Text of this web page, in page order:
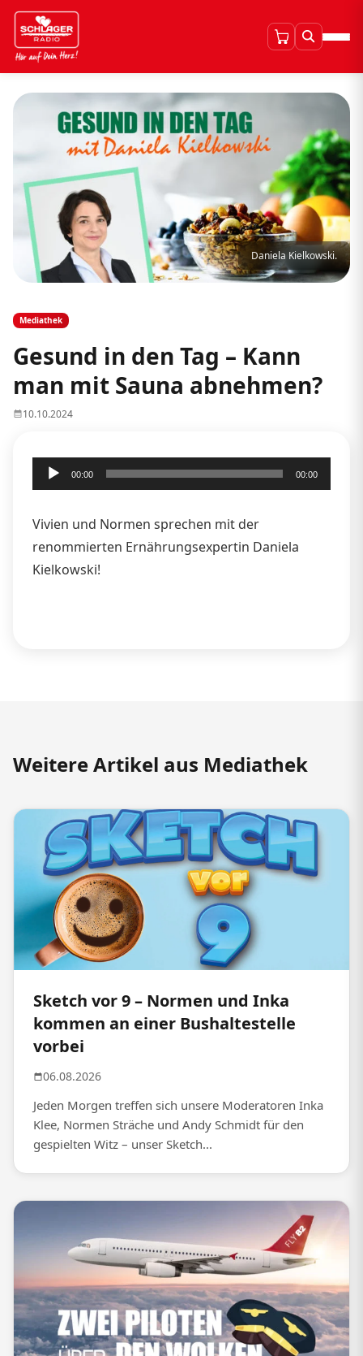
Daniela Kielkowski.
Mediathek
Gesund in den Tag – Kann
man mit Sauna abnehmen?
10.10.2024
Audio-
Player
00:00 00:00
Vivien und Normen sprechen mit der
renommierten Ernährungsexpertin Daniela
Kielkowski!
Weitere Artikel aus Mediathek
Sketch vor 9 – Normen und Inka
kommen an einer Bushaltestelle
vorbei
06.08.2026
Jeden Morgen treffen sich unsere Moderatoren Inka
Klee, Normen Sträche und Andy Schmidt für den
gespielten Witz – unser Sketch...